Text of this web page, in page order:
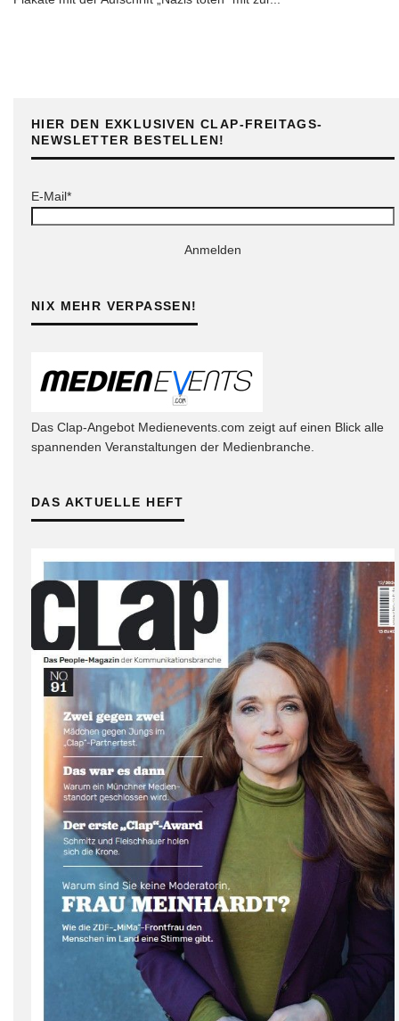
HIER DEN EXKLUSIVEN CLAP-FREITAGS-
NEWSLETTER BESTELLEN!
E-Mail*
Anmelden
NIX MEHR VERPASSEN!
Das Clap-Angebot Medienevents.com zeigt auf einen Blick alle
spannenden Veranstaltungen der Medienbranche.
DAS AKTUELLE HEFT